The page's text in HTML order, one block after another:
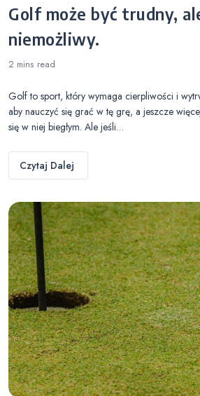
Golf może być trudny,
niemożliwy.
2 mins read
Golf to sport, który wymaga cierpliwości i
aby nauczyć się grać w tę grę, a jeszcze
się w niej biegłym. Ale jeśli…
Czytaj Dalej